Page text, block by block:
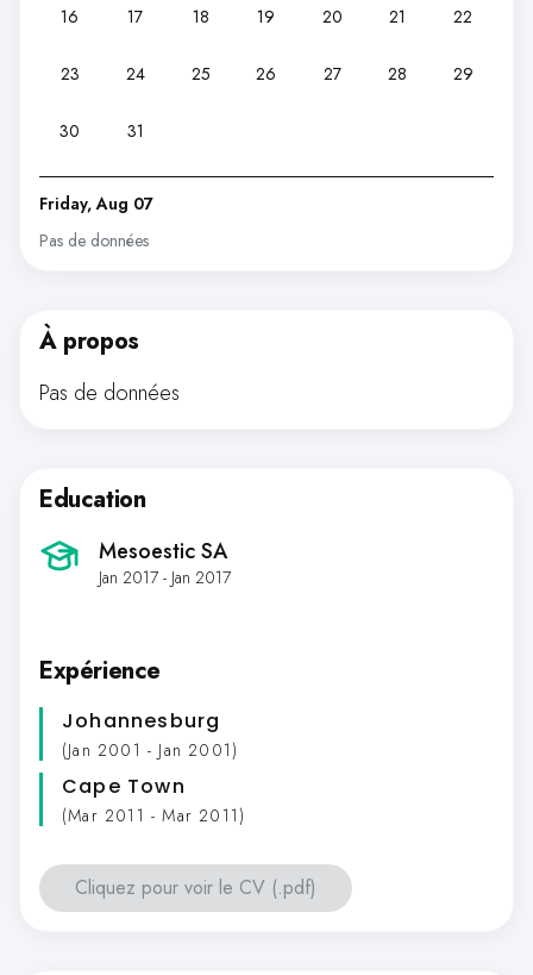
16 17 18 19 20 21 22
23 24 25 26 27 28 29
30 31
Friday, Aug 07
Pas de données
À propos
Pas de données
Education
Mesoestic SA
Jan 2017 - Jan 2017
Expérience
Johannesburg
(Jan 2001 - Jan 2001)
Cape Town
(Mar 2011 - Mar 2011)
Cliquez pour voir le CV (.pdf)